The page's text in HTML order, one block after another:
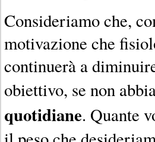
Consideriamo che,
motivazione che
continuerà a
obiettivo, se non
quotidiane. Quante